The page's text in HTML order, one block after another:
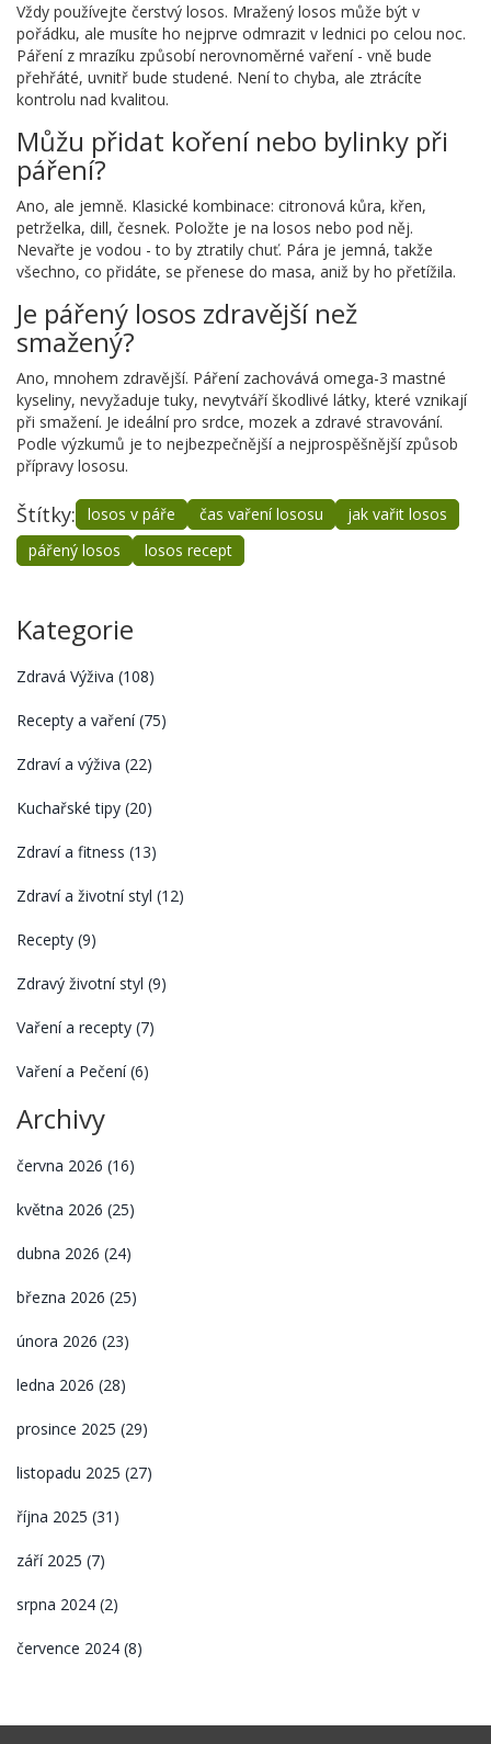
Vždy používejte čerstvý losos. Mražený losos může být v
pořádku, ale musíte ho nejprve odmrazit v lednici po celou noc.
Páření z mrazíku způsobí nerovnoměrné vaření - vně bude
přehřáté, uvnitř bude studené. Není to chyba, ale ztrácíte
kontrolu nad kvalitou.
Můžu přidat koření nebo bylinky při
páření?
Ano, ale jemně. Klasické kombinace: citronová kůra, křen,
petrželka, dill, česnek. Položte je na losos nebo pod něj.
Nevařte je vodou - to by ztratily chuť. Pára je jemná, takže
všechno, co přidáte, se přenese do masa, aniž by ho přetížila.
Je pářený losos zdravější než
smažený?
Ano, mnohem zdravější. Páření zachovává omega-3 mastné
kyseliny, nevyžaduje tuky, nevytváří škodlivé látky, které vznikají
při smažení. Je ideální pro srdce, mozek a zdravé stravování.
Podle výzkumů je to nejbezpečnější a nejprospěšnější způsob
přípravy lososu.
Štítky: losos v páře čas vaření lososu
jak vařit losos
pářený losos
losos recept
Kategorie
Zdravá Výživa (108)
Recepty a vaření(75)
Zdraví a výživa (22)
Kuchařské tipy (20)
Zdraví a fitness (13)
Zdraví a životní styl (12)
Recepty (9)
Zdravý životní styl (9)
Vaření a recepty (7)
Vaření a Pečení(6)
Archivy
června 2026 (16)
května 2026 (25)
dubna 2026 (24)
března 2026 (25)
února 2026 (23)
ledna 2026 (28)
prosince 2025 (29)
listopadu 2025 (27)
října 2025 (31)
září 2025 (7)
srpna 2024 (2)
července 2024 (8)